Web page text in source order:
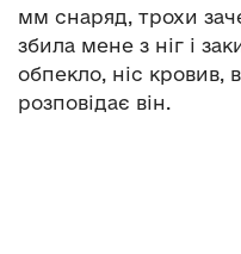
мм снаряд, трохи
збила мене з ніг і
обпекло, ніс кровив,
розповідає він.